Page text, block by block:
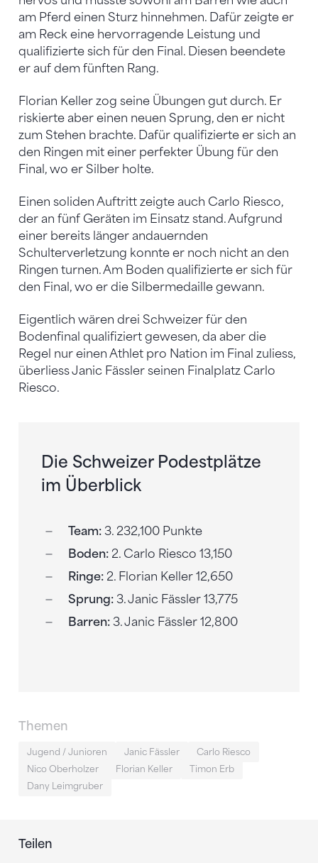
am Pferd einen Sturz hinnehmen. Dafür zeigte er
am Reck eine hervorragende Leistung und
qualifizierte sich für den Final. Diesen beendete
er auf dem fünften Rang.
Florian Keller zog seine Übungen gut durch. Er
riskierte aber einen neuen Sprung, den er nicht
zum Stehen brachte. Dafür qualifizierte er sich an
den Ringen mit einer perfekter Übung für den
Final, wo er Silber holte.
Einen soliden Auftritt zeigte auch Carlo Riesco,
der an fünf Geräten im Einsatz stand. Aufgrund
einer bereits länger andauernden
Schulterverletzung konnte er noch nicht an den
Ringen turnen. Am Boden qualifizierte er sich für
den Final, wo er die Silbermedaille gewann.
Eigentlich wären drei Schweizer für den
Bodenfinal qualifiziert gewesen, da aber die
Regel nur einen Athlet pro Nation im Final zuliess,
überliess Janic Fässler seinen Finalplatz Carlo
Riesco.
Die Schweizer Podestplätze
im Überblick
Team:3. 232,100 Punkte
Boden:2. Carlo Riesco 13,150
Ringe:2. Florian Keller 12,650
Sprung:3. Janic Fässler 13,775
Barren: 3. Janic Fässler 12,800
Themen
Jugend / Junioren Janic Fässler
Carlo Riesco
Nico Oberholzer
Florian Keller
Timon Erb
Dany Leimgruber
Teilen